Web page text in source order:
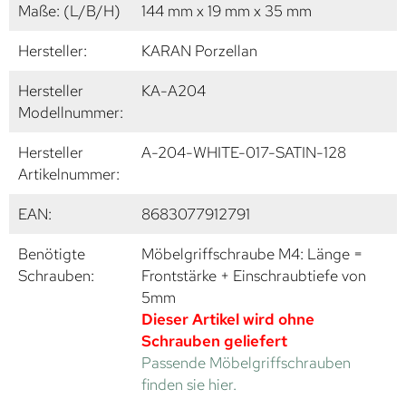
Maße: (L/B/H)
144 mm x 19 mm x 35 mm
Hersteller:
KARAN Porzellan
Hersteller
Modellnummer:
KA-A204
Hersteller
Artikelnummer:
A-204-WHITE-017-SATIN-128
EAN:
8683077912791
Benötigte
Schrauben:
Möbelgriffschraube M4: Länge =
Frontstärke + Einschraubtiefe von
5mm
Dieser Artikel wird ohne
Schrauben geliefert
Passende Möbelgriffschrauben
finden sie hier.